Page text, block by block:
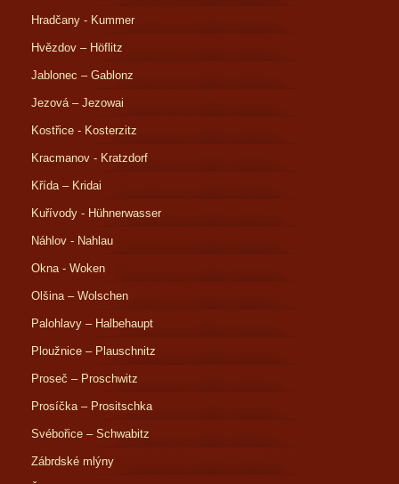
Hradčany - Kummer
Hvězdov – Höflitz
Jablonec – Gablonz
Jezová – Jezowai
Kostřice - Kosterzitz
Kracmanov - Kratzdorf
Křída – Kridai
Kuřívody - Hühnerwasser
Náhlov - Nahlau
Okna - Woken
Olšina – Wolschen
Palohlavy – Halbehaupt
Ploužnice – Plauschnitz
Proseč – Proschwitz
Prosíčka – Prositschka
Svébořice – Schwabitz
Zábrdské mlýny